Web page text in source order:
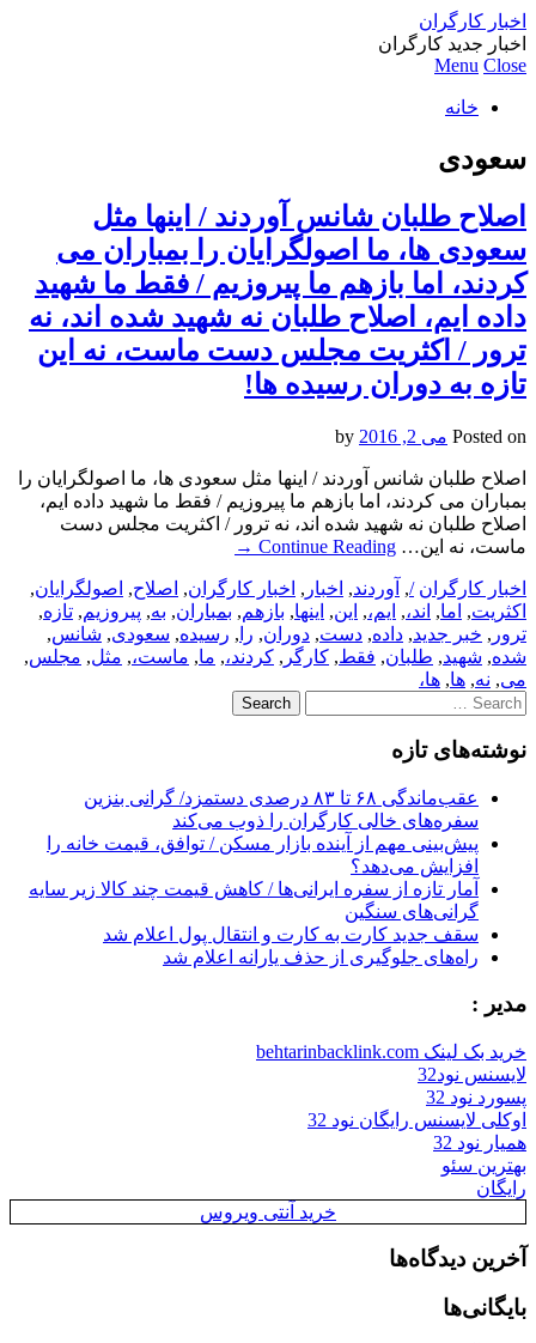
اخبار کارگران
اخبار جدید کارگران
Menu Close
خانه
سعودی
اصلاح طلبان شانس آوردند / اینها مثل
سعودی ها، ما اصولگرایان را بمباران می
کردند، اما بازهم ما پیروزیم / فقط ما شهید
داده ایم، اصلاح طلبان نه شهید شده اند، نه
ترور / اکثریت مجلس دست ماست، نه این
تازه به دوران رسیده ها!
Posted on می 2, 2016
اصلاح طلبان شانس آوردند / اینها مثل سعودی ها، ما اصولگرایان را
بمباران می کردند، اما بازهم ما پیروزیم / فقط ما شهید داده ایم،
اصلاح طلبان نه شهید شده اند، نه ترور / اکثریت مجلس دست
ماست، نه این… Continue Reading
→
اخبار کارگران /
, آوردند, اخبار , اخبار کارگران, اصلاح, اصولگرایان,
اکثریت, اما, اند،, ایم،, این, اینها, بازهم, بمباران, به, پیروزیم, تازه,
ترور , خبر جدید, داده, دست, دوران, را , رسیده, سعودی, شانس,
شده, شهید, طلبان, فقط, کارگر , کردند،, ما, ماست،, مثل, مجلس,
می, نه, ها, ها،
Search
for:
نوشته‌های تازه
عقب‌ماندگی ۶۸ تا ۸۳ درصدی دستمزد/ گرانی بنزین
سفره‌های خالی کارگران را ذوب می‌کند
پیش‌بینی مهم از آینده بازار مسکن / توافق، قیمت خانه را
افزایش می‌دهد؟
آمار تازه از سفره ایرانی‌ها / کاهش قیمت چند کالا زیر سایه
گرانی‌های سنگین
سقف جدید کارت به کارت و انتقال پول اعلام شد
راه‌های جلوگیری از حذف یارانه اعلام شد
مدیر :
خرید بک لینک behtarinbacklink.com
لایسنس نود32
پسورد نود 32
اوکلی لایسنس رایگان نود 32
همیار نود 32
بهترین سئو
رایگان
خرید آنتی ویروس
آخرین دیدگاه‌ها
بایگانی‌ها